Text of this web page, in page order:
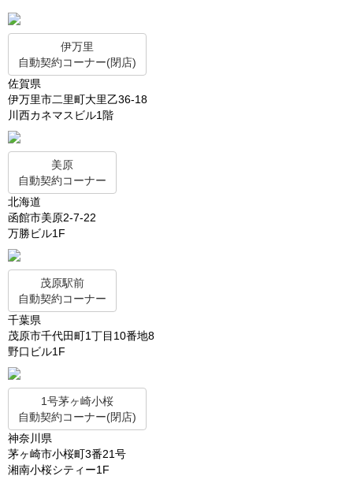
伊万里
自動契約コーナー(閉店)
佐賀県
伊万里市二里町大里乙36-18
川西カネマスビル1階
美原
自動契約コーナー
北海道
函館市美原2-7-22
万勝ビル1F
茂原駅前
自動契約コーナー
千葉県
茂原市千代田町1丁目10番地8
野口ビル1F
1号茅ヶ崎小桜
自動契約コーナー(閉店)
神奈川県
茅ヶ崎市小桜町3番21号
湘南小桜シティー1F